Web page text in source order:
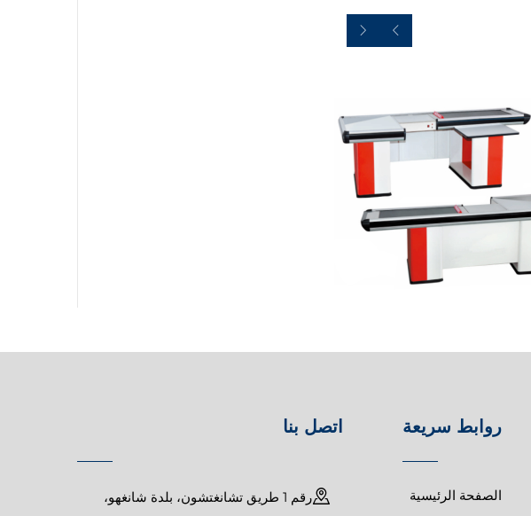
روابط سريعة
الصفحة الرئيسية
اتصل بنا
رقم 1 طريق تشانغتشون، بلدة شانغهو،